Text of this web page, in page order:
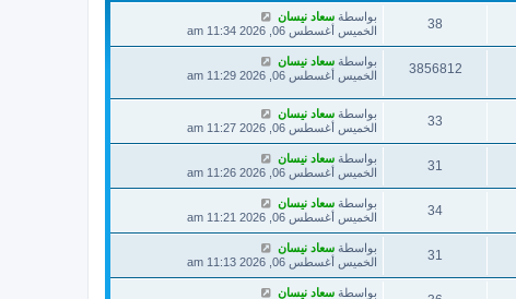
38 بواسطة سعاد نيسان
الخميس أغسطس 06, 2026 11:34 am
3856812 بواسطة سعاد نيسان
الخميس أغسطس 06, 2026 11:29 am
33 بواسطة سعاد نيسان
الخميس أغسطس 06, 2026 11:27 am
31 بواسطة سعاد نيسان
الخميس أغسطس 06, 2026 11:26 am
34 بواسطة سعاد نيسان
الخميس أغسطس 06, 2026 11:21 am
31 بواسطة سعاد نيسان
الخميس أغسطس 06, 2026 11:13 am
بواسطة سعاد نيسان